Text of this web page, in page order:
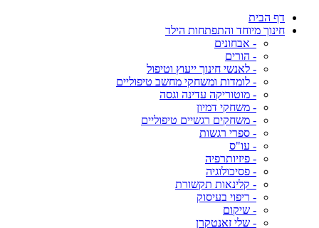
דף הבית
חינוך מיוחד והתפתחות הילד
- אבחונים
- הורים
- לאנשי חינוך ייעוץ וטיפול
- לומדות ומשחקי מחשב טיפוליים
- מוטוריקה עדינה וגסה
- משחקי דמיון
- משחקים רגשיים טיפוליים
- ספרי רגשות
- עו"ס
- פיזיותרפיה
- פסיכולוגיה
- קלינאות תקשורת
- ריפוי בעיסוק
- שיקום
- שלי זאנטקרן